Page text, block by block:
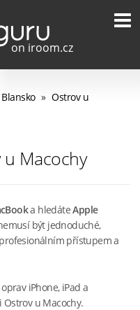
» Ostrov u
Macochy
a hledáteApple
být jednoduché,
přístupem a
iPhone, iPad a
u Macochy.